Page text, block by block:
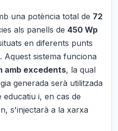
una potència total de 72
als panells de450 Wp
en diferents punts
Aquest sistema funciona
amb excedents, la qual
generada serà utilitzada
i, en cas de
s'injectarà a la xarxa